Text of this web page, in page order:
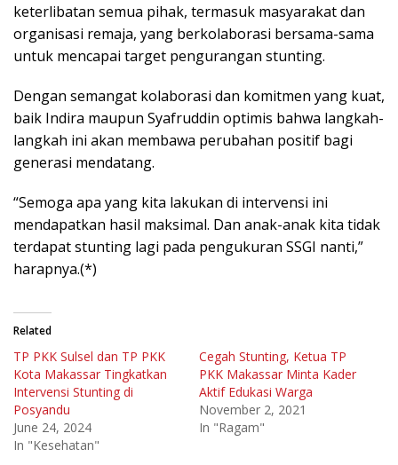
keterlibatan semua pihak, termasuk masyarakat dan
organisasi remaja, yang berkolaborasi bersama-sama
untuk mencapai target pengurangan stunting.
Dengan semangat kolaborasi dan komitmen yang kuat,
baik Indira maupun Syafruddin optimis bahwa langkah-
langkah ini akan membawa perubahan positif bagi
generasi mendatang.
“Semoga apa yang kita lakukan di intervensi ini
mendapatkan hasil maksimal. Dan anak-anak kita tidak
terdapat stunting lagi pada pengukuran SSGI nanti,”
harapnya.(*)
Related
TP PKK Sulsel dan TP PKK
Kota Makassar Tingkatkan
Intervensi Stunting di
Posyandu
June 24, 2024
In "Kesehatan"
Cegah Stunting, Ketua TP
PKK Makassar Minta Kader
Aktif Edukasi Warga
November 2, 2021
In "Ragam"